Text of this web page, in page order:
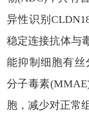
异性识别
稳定连接抗体与
能抑制细胞有
分子毒素
胞，减少对正常